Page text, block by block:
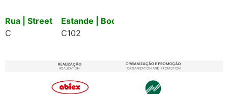
Rua | Street
C
Estande | Booth
C102